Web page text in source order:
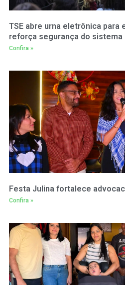
TSE abre urna eletrônica para
reforça segurança do
Confira »
Festa Julina fortalece
Confira »